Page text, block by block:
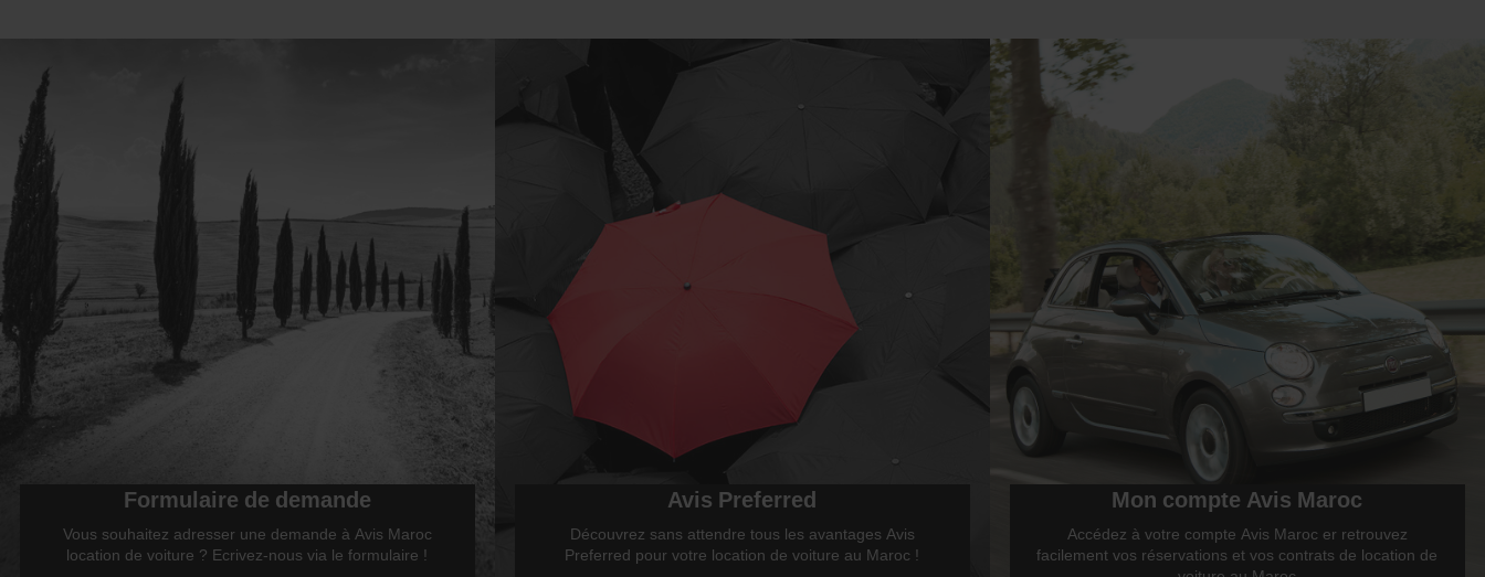
Formulaire de demande
Vous souhaitez adresser une demande à Avis Maroc
location de voiture ? Ecrivez-nous via le formulaire !
Avis Preferred
Découvrez sans attendre tous les avantages Avis
Preferred pour votre location de voiture au Maroc !
Mon compte Avis Maroc
Accédez à votre compte Avis Maroc er retrouvez
facilement vos réservations et vos contrats de location de